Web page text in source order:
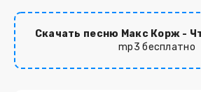
Скачать песню Макс Корж -
mp3 бесплатно